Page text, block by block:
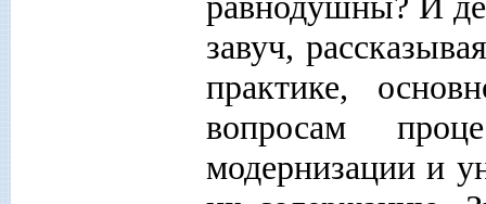
завуч,
практике,
вопросам
модернизации и